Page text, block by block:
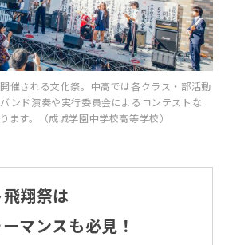
催される文化祭。中高では各クラス・部活動
ンド演奏や実行委員会によるコンテストな
ます。（成城学園中学校高等学校）
翔祭は
マンスも必見！